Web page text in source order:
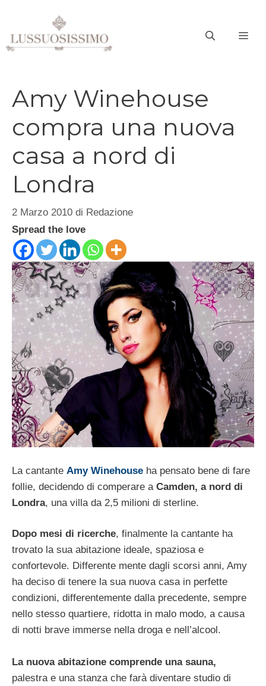
contenuto
Amy Winehouse
compra una nuova
casa a nord di
Londra
2 Marzo 2010 di Redazione
Spread the love
La cantante Amy Winehouse ha pensato bene di fare
follie, decidendo di comperare a Camden, a nord di
Londra, una villa da 2,5 milioni di sterline.
Dopo mesi di ricerche, finalmente la cantante ha
trovato la sua abitazione ideale, spaziosa e
confortevole. Differente mente dagli scorsi anni, Amy
ha deciso di tenere la sua nuova casa in perfette
condizioni, differentemente dalla precedente, sempre
nello stesso quartiere, ridotta in malo modo, a causa
di notti brave immerse nella droga e nell’alcool.
La nuova abitazione comprende una sauna,
palestra e una stanza che farà diventare studio di